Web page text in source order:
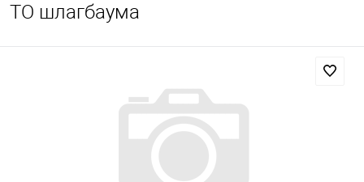
ТО шлагбаума